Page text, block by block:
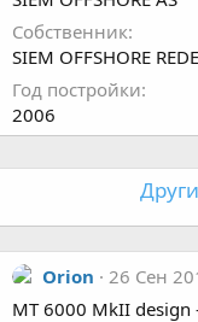
Собственник
SIEM OFFSHORE
Год постройки
2006
Orion
26 Сен
MT 6000 MkII